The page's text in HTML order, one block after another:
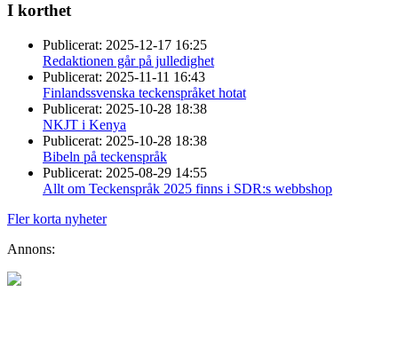
I korthet
Publicerat: 2025-12-17 16:25
Redaktionen går på julledighet
Publicerat: 2025-11-11 16:43
Finlandssvenska teckenspråket hotat
Publicerat: 2025-10-28 18:38
NKJT i Kenya
Publicerat: 2025-10-28 18:38
Bibeln på teckenspråk
Publicerat: 2025-08-29 14:55
Allt om Teckenspråk 2025 finns i SDR:s webbshop
Fler korta nyheter
Annons: